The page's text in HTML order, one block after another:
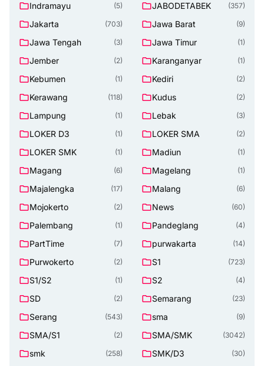
Indramayu (5) JABODETABEK (357)
Jakarta (703) Jawa Barat (9)
Jawa Tengah (3) Jawa Timur (1)
Jember (2) Karanganyar (1)
Kebumen (1) Kediri (2)
Kerawang (118) Kudus (2)
Lampung (1) Lebak (3)
LOKER D3 (1) LOKER SMA (2)
LOKER SMK (1) Madiun (1)
Magang (6) Magelang (1)
Majalengka (17) Malang (6)
Mojokerto (2) News (60)
Palembang (1) Pandeglang (4)
PartTime (7) purwakarta (14)
Purwokerto (2) S1 (723)
S1/S2 (1) S2 (4)
SD (2) Semarang (23)
Serang (543) sma (9)
SMA/S1 (2) SMA/SMK (3042)
smk (258) SMK/D3 (30)